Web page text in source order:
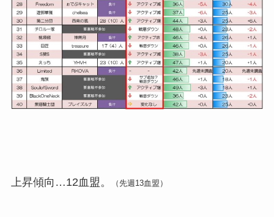
上昇傾向…12血盟。 （先週13血盟）